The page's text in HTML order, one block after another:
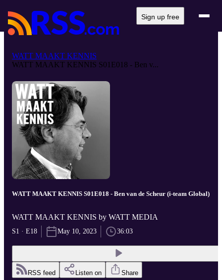
Sign up free
WATT MAAKT KENNIS
WATT MAAKT KENNIS S01E018 - Ben v...
WATT MAAKT KENNIS S01E018 - Ben van de Scheur (i-team Global)
WATT MAAKT KENNIS by WATT MEDIA
S1 · E18 May 10, 2023 36:03
RSS feed Listen on Share